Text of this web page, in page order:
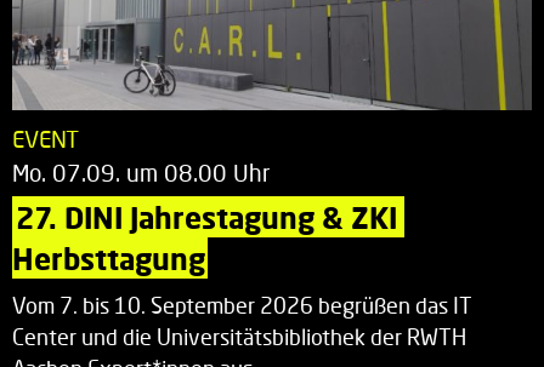
EVENT
Mo. 07.09. um 08.00 Uhr
27. DINI Jahrestagung & ZKI
Herbsttagung
Vom 7. bis 10. September 2026 begrüßen das IT
Center und die Universitätsbibliothek der RWTH